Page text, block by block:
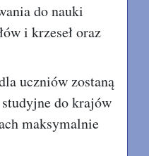
do nauki
i krzeseł oraz
uczniów zostaną
do krajów
maksymalnie